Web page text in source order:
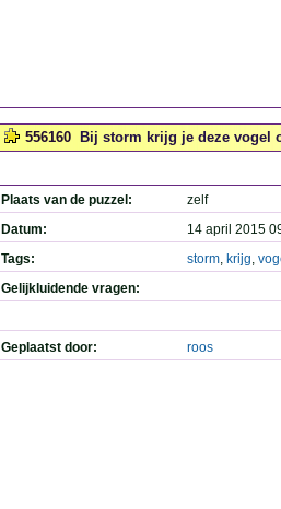
556160 Bij storm krijg je deze vogel
Plaats van de puzzel:
zelf
Datum:
14 april 2015
Tags:
storm, krijg,
Gelijkluidende vragen:
Geplaatst door: roos